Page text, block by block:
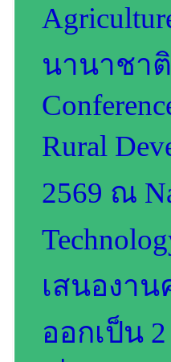
นานาชาติ
Rural
2569 ณ
เสนองา
ออกเป็น